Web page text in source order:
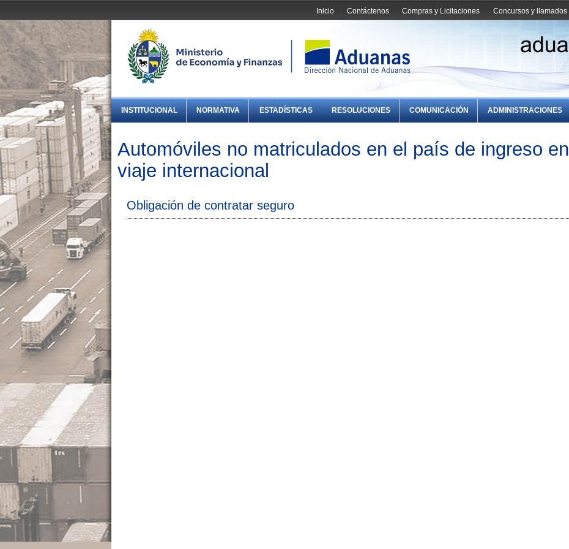
Concursos y llamados
Compras y Licitaciones
Contáctenos
Inicio
INSTITUCIONAL NORMATIVA ESTADÍSTICAS RESOLUCIONES COMUNICACIÓN ADMINISTRACIONES
Automóviles no matriculados en el país de ingreso en
viaje internacional
Obligación de contratar seguro